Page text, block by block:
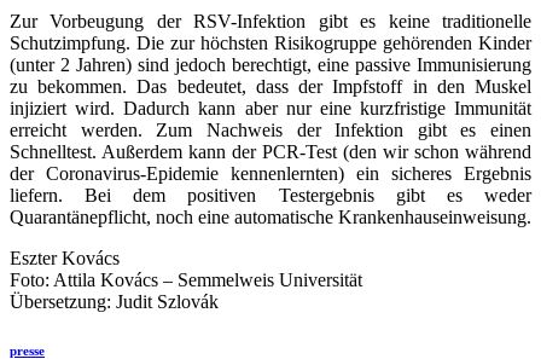
Zur Vorbeugung der RSV-Infektion gibt es keine traditionelle
Schutzimpfung. Die zur höchsten Risikogruppe gehörenden Kinder
(unter 2 Jahren) sind jedoch berechtigt, eine passive Immunisierung
zu bekommen. Das bedeutet, dass der Impfstoff in den Muskel
injiziert wird. Dadurch kann aber nur eine kurzfristige Immunität
erreicht werden. Zum Nachweis der Infektion gibt es einen
Schnelltest. Außerdem kann der PCR-Test (den wir schon während
der Coronavirus-Epidemie kennenlernten) ein sicheres Ergebnis
liefern. Bei dem positiven Testergebnis gibt es weder
Quarantänepflicht, noch eine automatische Krankenhauseinweisung.
Eszter Kovács
Foto: Attila Kovács – Semmelweis Universität
Übersetzung: Judit Szlovák
presse